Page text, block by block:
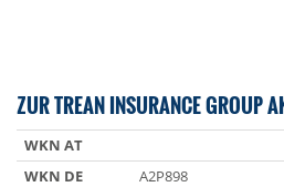
ZUR TREAN INSURANCE GROUP
WKN AT
WKN DE
A2P898